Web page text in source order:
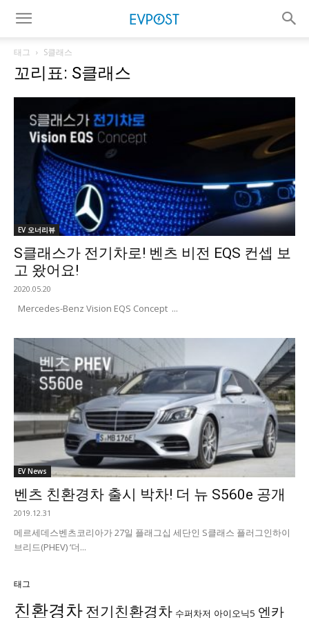
태그 S클래스
꼬리표: S클래스
EV 오너리뷰
S클래스가 전기차로! 벤츠 비전 EQS 컨셉 보
고 왔어요!
2020.05.20
Mercedes-Benz Vision EQS Concept ...
EV News
벤츠 친환경차 출시 박차! 더 뉴 S560e 공개
2019.12.31
메르세데스벤츠코리아가 27일 플래그십 세단인 S클래스 플러그인하이
브리드(PHEV) ‘더...
태그
친환경차전기친환경차 수퍼차저 아이오닉5 엔카